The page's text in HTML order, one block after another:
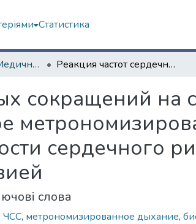
Статистика
Наукові роботи. Медичний факультет Реакция частот сердечных сокращений на сеансы биологической обратной связи в контуре метрономизированного дыхания и параметров вариабельности сердечного ритма у пациентов с артериальной гипертензией
сокращений на
сердечного
слова
ЧСС, метрономизированное дыхание,